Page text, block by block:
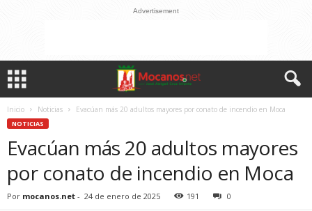
Advertisement
Inicio Noticias Evacúan más 20 adultos mayores por conato de incendio en Moca
NOTICIAS
Evacúan más 20 adultos mayores
por conato de incendio en Moca
Por mocanos.net - 24 de enero de 2025 191 0